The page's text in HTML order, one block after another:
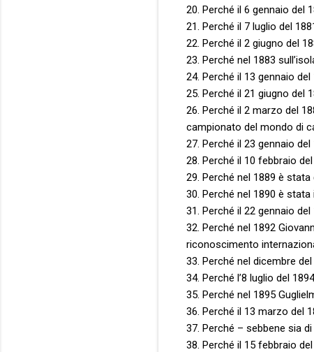
20. Perché il 6 gennaio del
21. Perché il 7 luglio del
22. Perché il 2 giugno del
23. Perché nel 1883
24. Perché il 13 gennaio
25. Perché il 21 giugno del
26. Perché il 2 marzo del
campionato del mondo di
27. Perché il 23 gennaio
28. Perché il 10 febbraio
29. Perché nel 1889 è
30. Perché nel 1890 è
31. Perché il 22 gennaio
32. Perché nel 1892
riconoscimento
33. Perché nel dicembre
34. Perché l’8 luglio del
35. Perché nel 1895
36. Perché il 13 marzo del
37. Perché – sebbene sia
38. Perché il 15 febbraio